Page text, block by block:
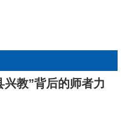
教”背后的师者力